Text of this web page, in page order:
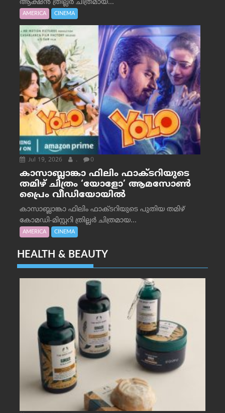
ആക്ഷൻ ത്രില്ലർ ചിത്രമായ...
AMERICA CINEMA
Jul 19, 2026 . 0
കാസാബ്ലാങ്കാ ഫിലിം ഫാക്ടറിയുടെ
തമിഴ് ചിത്രം ‘യോളോ’ ആമസോൺ
പ്രൈം വീഡിയോയിൽ
കാസാബ്ലാങ്കാ ഫിലിം ഫാക്ടറിയുടെ പുതിയ തമിഴ്
കോമഡി-മിസ്റ്ററി ത്രില്ലർ ചിത്രമായ...
AMERICA CINEMA
HEALTH & BEAUTY